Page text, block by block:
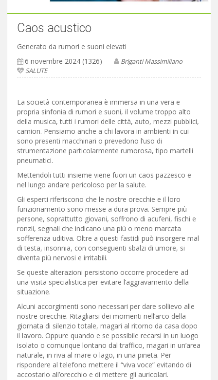
Caos acustico
Generato da rumori e suoni elevati
6 novembre 2024 (1326)
Briganti Massimiliano
SALUTE
La società contemporanea è immersa in una vera e
propria sinfonia di rumori e suoni, il volume troppo alto
della musica, tutti i rumori delle città, auto, mezzi pubblici,
camion. Pensiamo anche a chi lavora in ambienti in cui
sono presenti macchinari o prevedono l’uso di
strumentazione particolarmente rumorosa, tipo martelli
pneumatici.
Mettendoli tutti insieme viene fuori un caos pazzesco e
nel lungo andare pericoloso per la salute.
Gli esperti riferiscono che le nostre orecchie e il loro
funzionamento sono messe a dura prova. Sempre più
persone, soprattutto giovani, soffrono di acufeni, fischi e
ronzii, segnali che indicano una più o meno marcata
sofferenza uditiva. Oltre a questi fastidi può insorgere mal
di testa, insonnia, con conseguenti sbalzi di umore, si
diventa più nervosi e irritabili.
Se queste alterazioni persistono occorre procedere ad
una visita specialistica per evitare l’aggravamento della
situazione.
Alcuni accorgimenti sono necessari per dare sollievo alle
nostre orecchie. Ritagliarsi dei momenti nell’arco della
giornata di silenzio totale, magari al ritorno da casa dopo
il lavoro. Oppure quando e se possibile recarsi in un luogo
isolato o comunque lontano dal traffico, magari in un’area
naturale, in riva al mare o lago, in una pineta. Per
rispondere al telefono mettere il “viva voce” evitando di
accostarlo all’orecchio e di mettere gli auricolari.